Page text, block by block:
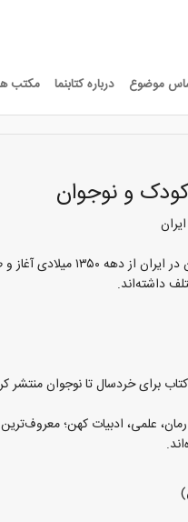
موضوع درباره کتابنما مکتب
و نوجوان
انتشار ادبیات
داشته‌اند.
علمی، ادبیات کهن؛